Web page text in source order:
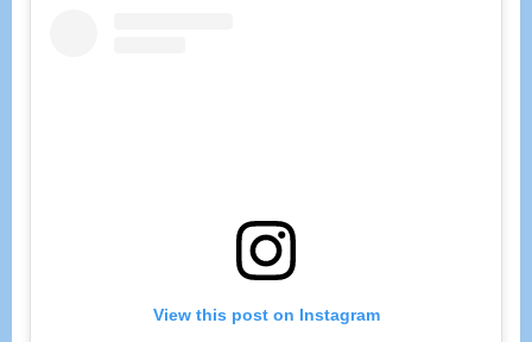
View this post on Instagram